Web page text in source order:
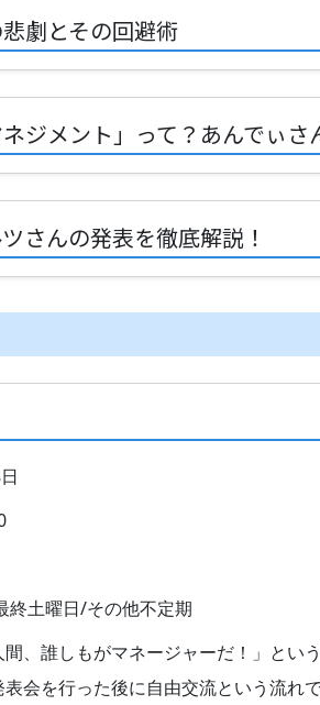
劇とその回避術
ジメント」って？あんでぃさ
さんの発表を徹底解説！
終土曜日/その他不定期
、誰しもがマネージャーだ！」とい
会を行った後に自由交流という流れ